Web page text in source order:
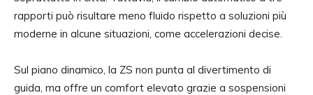
rapporti può risultare meno fluido rispetto a soluzioni più
moderne in alcune situazioni, come accelerazioni decise.
Sul piano dinamico, la ZS non punta al divertimento di
guida, ma offre un comfort elevato grazie a sospensioni